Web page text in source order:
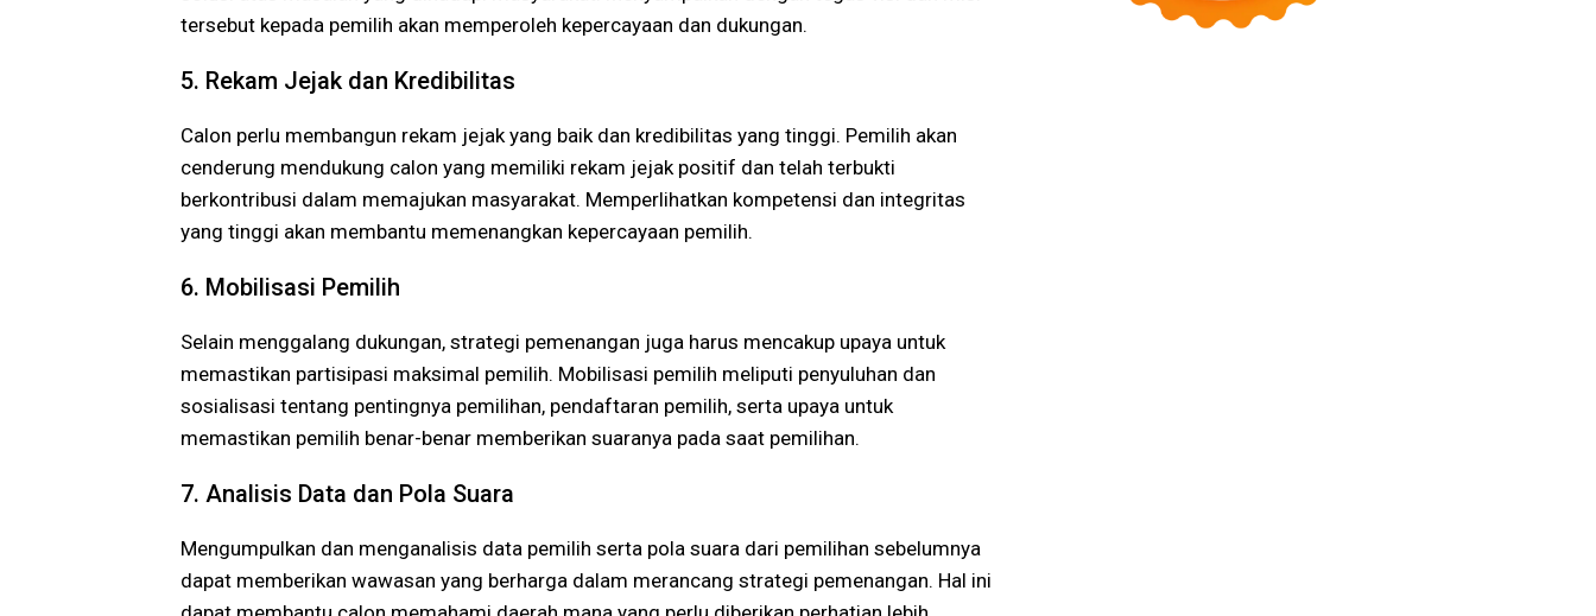
tersebut kepada pemilih akan memperoleh kepercayaan dan dukungan.
5. Rekam Jejak dan Kredibilitas
Calon perlu membangun rekam jejak yang baik dan kredibilitas yang tinggi. Pemilih akan
cenderung mendukung calon yang memiliki rekam jejak positif dan telah terbukti
berkontribusi dalam memajukan masyarakat. Memperlihatkan kompetensi dan integritas
yang tinggi akan membantu memenangkan kepercayaan pemilih.
6. Mobilisasi Pemilih
Selain menggalang dukungan, strategi pemenangan juga harus mencakup upaya untuk
memastikan partisipasi maksimal pemilih. Mobilisasi pemilih meliputi penyuluhan dan
sosialisasi tentang pentingnya pemilihan, pendaftaran pemilih, serta upaya untuk
memastikan pemilih benar-benar memberikan suaranya pada saat pemilihan.
7. Analisis Data dan Pola Suara
Mengumpulkan dan menganalisis data pemilih serta pola suara dari pemilihan sebelumnya
dapat memberikan wawasan yang berharga dalam merancang strategi pemenangan. Hal ini